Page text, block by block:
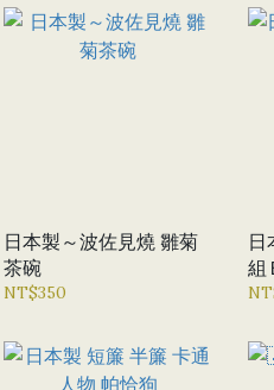
日本製～波佐見燒 雛菊
茶碗
NT$350
日
組